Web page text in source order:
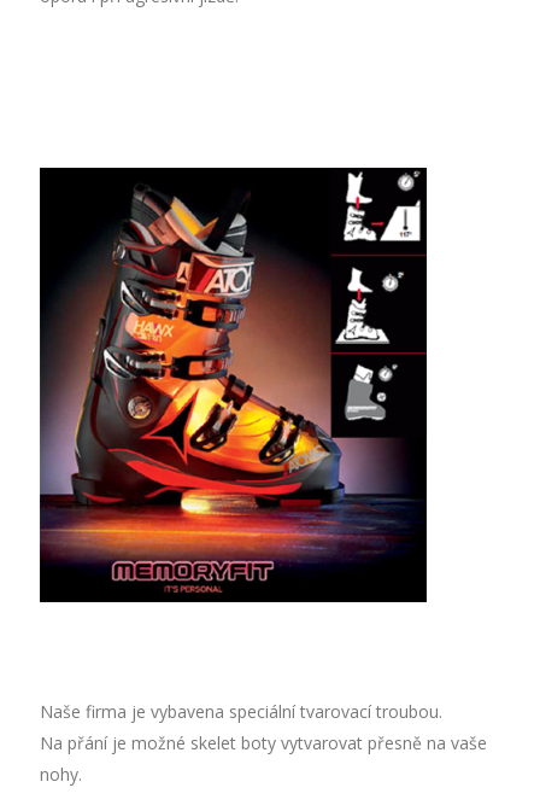
Naše firma je vybavena speciální tvarovací troubou.
Na přání je možné skelet boty vytvarovat přesně na vaše
nohy.